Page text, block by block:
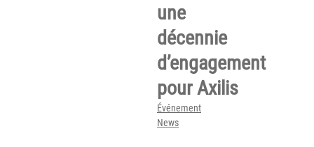
XEROX I Concessionnaire Agrée
une
décennie
d’engagement
pour Axilis
Événement
News